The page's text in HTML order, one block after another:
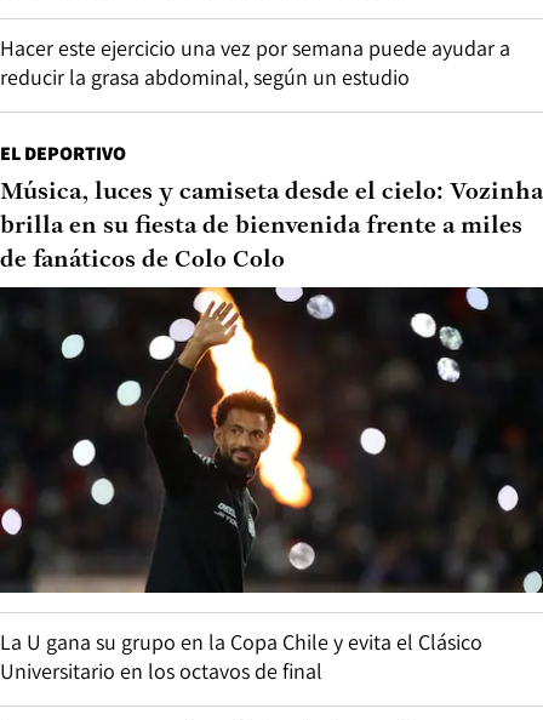
Hacer este ejercicio una vez por semana puede ayudar a
reducir la grasa abdominal, según un estudio
EL DEPORTIVO
Música, luces y camiseta desde el cielo: Vozinha
brilla en su fiesta de bienvenida frente a miles
de fanáticos de Colo Colo
La U gana su grupo en la Copa Chile y evita el Clásico
Universitario en los octavos de final